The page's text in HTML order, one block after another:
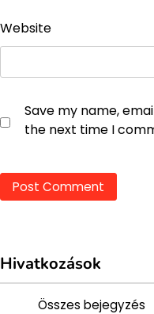
Website
Save my name,
the next time I
Hivatkozások
Összes bejegyzés